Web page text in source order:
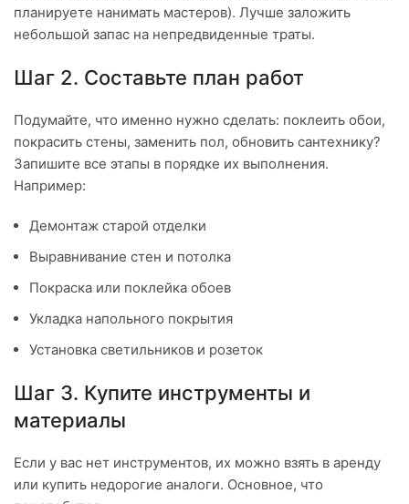
планируете нанимать мастеров). Лучше заложить
небольшой запас на непредвиденные траты.
Шаг 2. Составьте план работ
Подумайте, что именно нужно сделать: поклеить обои,
покрасить стены, заменить пол, обновить сантехнику?
Запишите все этапы в порядке их выполнения.
Например:
Демонтаж старой отделки
Выравнивание стен и потолка
Покраска или поклейка обоев
Укладка напольного покрытия
Установка светильников и розеток
Шаг 3. Купите инструменты и
материалы
Если у вас нет инструментов, их можно взять в аренду
или купить недорогие аналоги. Основное, что